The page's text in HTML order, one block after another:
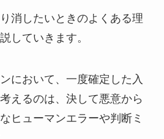
消したいときのよくある理
していきます。
において、一度確定した入
えるのは、決して悪意から
ヒューマンエラーや判断ミ